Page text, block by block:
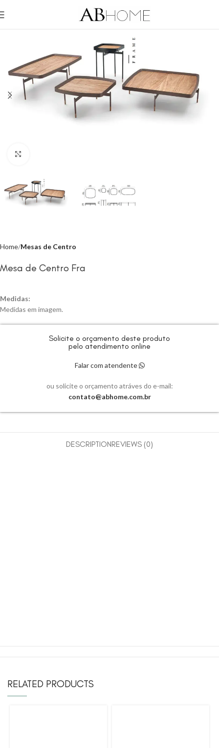
Home Mesas de Centro
Mesa de Centro Fra
Medidas:
Medidas em imagem.
Solicite o orçamento deste produto
pelo atendimento online
Falar com atendente
ou solicite o orçamento atráves do e-mail:
contato@abhome.com.br
DESCRIPTIONREVIEWS (0)
RELATED PRODUCTS